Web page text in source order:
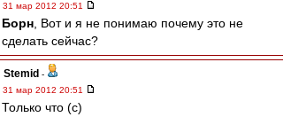
31 мар 2012 20:51
Борн , Вот и я не понимаю почему это не
сделать сейчас?
Stemid -
31 мар 2012 20:51
Только что (с)